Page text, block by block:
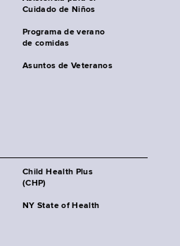
Cuidado de Niños
Programa de verano
de comidas
Asuntos de Veteranos
Child Health Plus
(CHP)
NY State of Health